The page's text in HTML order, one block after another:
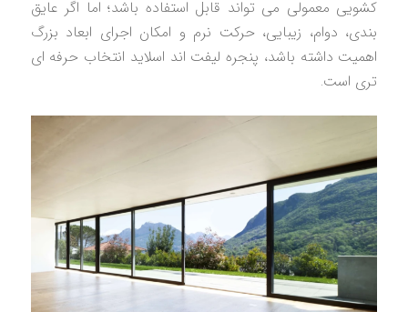
کشویی معمولی می تواند قابل استفاده باشد؛ اما اگر عایق
بندی، دوام، زیبایی، حرکت نرم و امکان اجرای ابعاد بزرگ
اهمیت داشته باشد، پنجره لیفت اند اسلاید انتخاب حرفه ای
تری است.